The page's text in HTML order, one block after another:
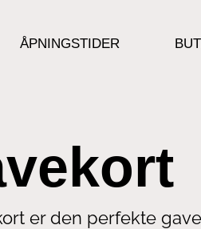
ÅPNINGSTIDER
er den perfekte